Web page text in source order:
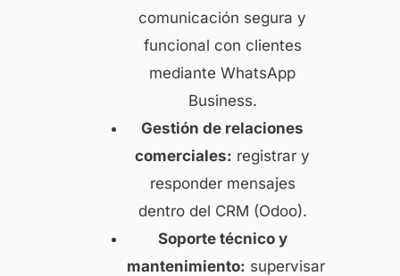
comunicación segura y
funcional con clientes
mediante WhatsApp
Business.
Gestión de relaciones
comerciales: registrar y
responder mensajes
dentro del CRM (Odoo).
Soporte técnico y
mantenimiento: supervisar